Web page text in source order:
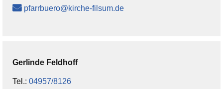
pfarrbuero@kirche-filsum.de
Gerlinde Feldhoff
Tel.: 04957/8126